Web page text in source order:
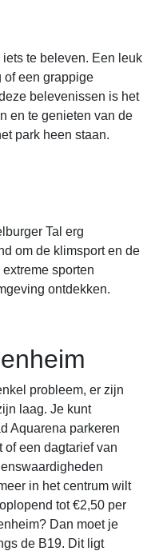
te beleven. Een leuk
of een grappige
belevenissen is het
en te genieten van de
park heen staan.
Tal erg
om de klimsport en de
sporten
ontdekken.
probleem, er zijn
laag. Je kunt
Aquarena parkeren
of een dagtarief van
in het centrum wilt
tot €2,50 per
Dan moet je
de B19. Dit ligt